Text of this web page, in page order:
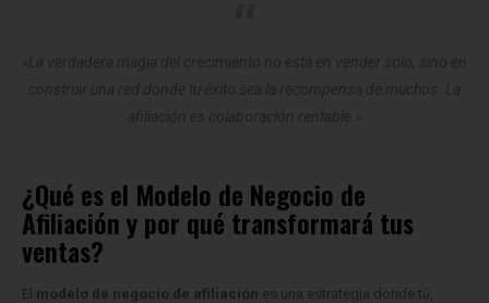
¿Qué es el Modelo de Negocio de
Afiliación y por qué transformará tus
ventas?
El modelo de negocio de afiliación es una estrategia donde tú,